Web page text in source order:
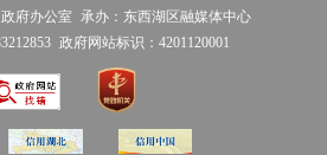
府办公室
承办：东西湖区融媒体中心
政府网站标识：4201120001